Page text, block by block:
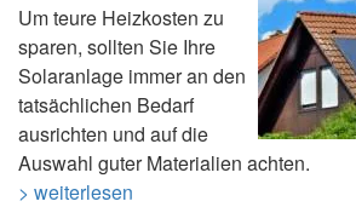
Um teure Heizkosten zu
sparen, sollten Sie Ihre
Solaranlage immer an den
tatsächlichen Bedarf
ausrichten und auf die
Auswahl guter Materialien achten.
> weiterlesen